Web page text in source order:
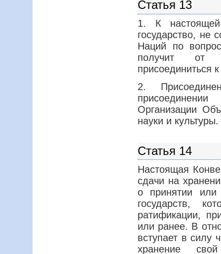
Статья 13
1. К настоящей
государство, не
Наций по
получит от
присоединиться
2.
Организации
науки и культуры.
Статья 14
Настоящая
сдачи на
о принятии
государств,
ратификации,
или ранее. В
вступает в силу
хранение